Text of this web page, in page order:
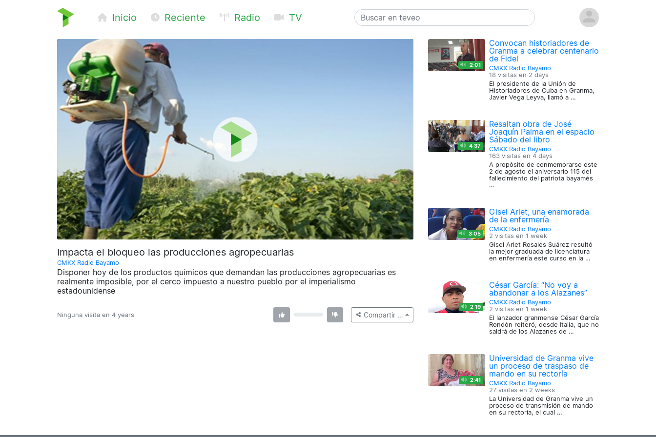
Inicio Reciente Radio TV
Impacta el bloqueo las producciones agropecuarias
CMKX Radio Bayamo
Disponer hoy de los productos químicos que demandan las producciones agropecuarias es
realmente imposible, por el cerco impuesto a nuestro pueblo por el imperialismo
estadounidense
Ninguna visita en 4 years Compartir …
2:01
Convocan historiadores de
Granma a celebrar centenario
de Fidel
CMKX Radio Bayamo
18 visitas en 2 days
El presidente de la Unión de
Historiadores de Cuba en Granma,
Javier Vega Leyva, llamó a …
4:37
Resaltan obra de José
Joaquín Palma en el espacio
Sábado del libro
CMKX Radio Bayamo
163 visitas en 4 days
A propósito de conmemorarse este
2 de agosto el aniversario 115 del
fallecimiento del patriota bayamés
…
3:05
Gisel Arlet, una enamorada
de la enfermería
CMKX Radio Bayamo
2 visitas en 1 week
Gisel Arlet Rosales Suárez resultó
la mejor graduada de licenciatura
en enfermería este curso en la …
2:19
César García: “No voy a
abandonar a los Alazanes”
CMKX Radio Bayamo
2 visitas en 1 week
El lanzador granmense César García
Rondón reiteró, desde Italia, que no
saldrá de los Alazanes de …
2:41
Universidad de Granma vive
un proceso de traspaso de
mando en su rectoría
CMKX Radio Bayamo
27 visitas en 2 weeks
La Universidad de Granma vive un
proceso de transmisión de mando
en su rectoría, el cual …